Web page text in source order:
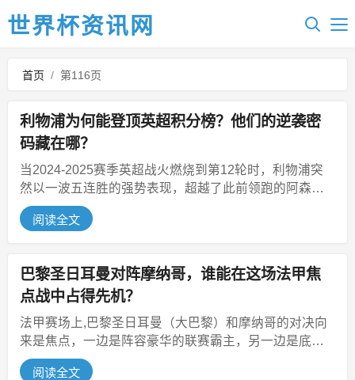
世界杯资讯网
首页 / 第116页
利物浦为何能登顶英超积分榜？他们的逆袭密
码藏在哪？
当2024-2025赛季英超战火燃烧到第12轮时，利物浦突
然以一波五连胜的强势表现，超越了此前领跑的阿森纳
和曼城，稳稳占据积分榜...
阅读全文
巴黎圣日耳曼对阵摩纳哥，谁能在这场法甲焦
点战中占得先机？
法甲赛场上,巴黎圣日耳曼（大巴黎）和摩纳哥的对决向
来是焦点，一边是阵容豪华的联赛霸主，另一边是底蕴
深厚的传统劲旅，这场较量的胜负...
阅读全文